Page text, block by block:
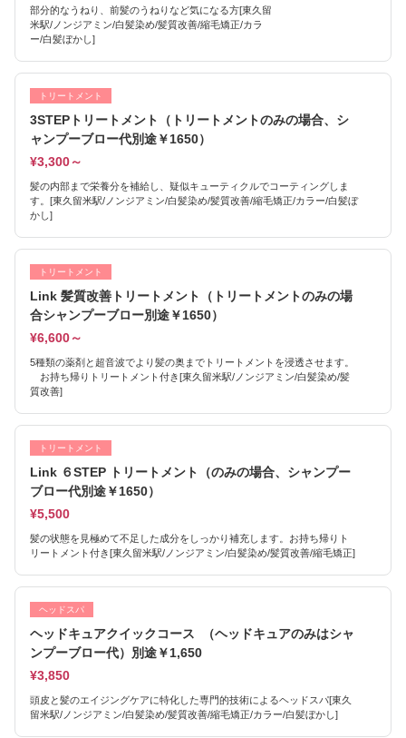
部分的なうねり、前髪のうねりなど気になる方[東久留
米駅/ノンジアミン/白髪染め/髪質改善/縮毛矯正/カラ
ー/白髪ぼかし]
トリートメント
3STEPトリートメント（トリートメントのみの場合、シ
ャンプーブロー代別途￥1650）
¥3,300～
髪の内部まで栄養分を補給し、疑似キューティクルでコーティングしま
す。[東久留米駅/ノンジアミン/白髪染め/髪質改善/縮毛矯正/カラー/白髪ぼ
かし]
トリートメント
Link 髪質改善トリートメント（トリートメントのみの場
合シャンプーブロー別途￥1650）
¥6,600～
5種類の薬剤と超音波でより髪の奥までトリートメントを浸透させます。
お持ち帰りトリートメント付き[東久留米駅/ノンジアミン/白髪染め/髪
質改善]
トリートメント
Link ６STEP トリートメント（のみの場合、シャンプー
ブロー代別途￥1650）
¥5,500
髪の状態を見極めて不足した成分をしっかり補充します。お持ち帰りト
リートメント付き[東久留米駅/ノンジアミン/白髪染め/髪質改善/縮毛矯正]
ヘッドスパ
ヘッドキュアクイックコース （ヘッドキュアのみはシャ
ンプーブロー代）別途￥1,650
¥3,850
頭皮と髪のエイジングケアに特化した専門的技術によるヘッドスパ[東久
留米駅/ノンジアミン/白髪染め/髪質改善/縮毛矯正/カラー/白髪ぼかし]